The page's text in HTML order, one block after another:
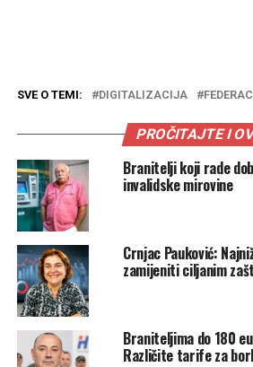
SVE O TEMI: DIGITALIZACIJA
PROČITAJTE I
Branitelji koji rade
invalidske mirovine
Crnjac Pauković:
zamijeniti ciljanim
Braniteljima do 180
Različite tarife za